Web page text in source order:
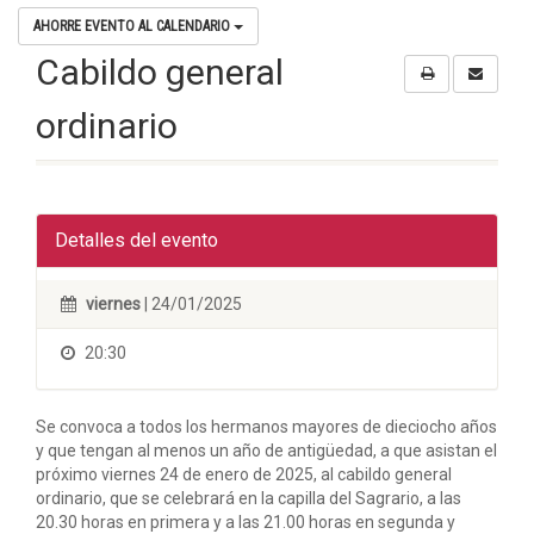
AHORRE EVENTO AL CALENDARIO
Cabildo general
ordinario
Detalles del evento
viernes | 24/01/2025
20:30
Se convoca a todos los hermanos mayores de dieciocho años
y que tengan al menos un año de antigüedad, a que asistan el
próximo viernes 24 de enero de 2025, al cabildo general
ordinario, que se celebrará en la capilla del Sagrario, a las
20.30 horas en primera y a las 21.00 horas en segunda y